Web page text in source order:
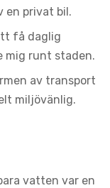
en privat bil.
få daglig
mig runt staden.
av transport
miljövänlig.
vatten var en